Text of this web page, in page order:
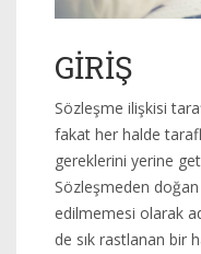
GİRİŞ
Sözleşme ilişkisi
fakat her halde
gereklerini yerine
Sözleşmeden
edilmemesi olarak
de sık rastlanan bir